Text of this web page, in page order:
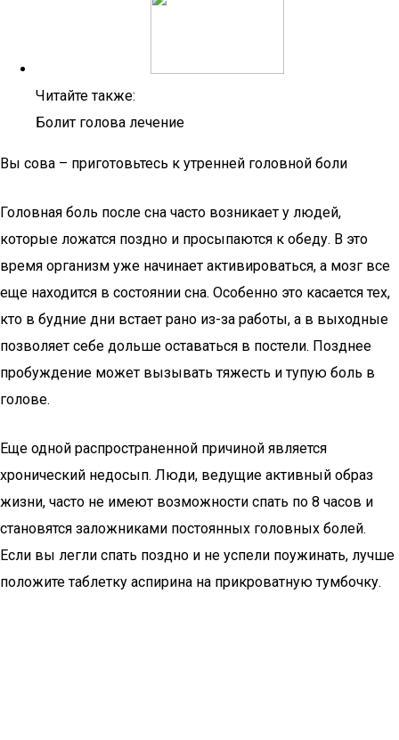
Читайте также:
Болит голова лечение
Вы сова – приготовьтесь к утренней головной боли
Головная боль после сна часто возникает у людей,
которые ложатся поздно и просыпаются к обеду. В это
время организм уже начинает активироваться, а мозг все
еще находится в состоянии сна. Особенно это касается тех,
кто в будние дни встает рано из-за работы, а в выходные
позволяет себе дольше оставаться в постели. Позднее
пробуждение может вызывать тяжесть и тупую боль в
голове.
Еще одной распространенной причиной является
хронический недосып. Люди, ведущие активный образ
жизни, часто не имеют возможности спать по 8 часов и
становятся заложниками постоянных головных болей.
Если вы легли спать поздно и не успели поужинать, лучше
положите таблетку аспирина на прикроватную тумбочку.